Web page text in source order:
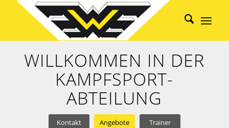
WILLKOMMEN IN DER
KAMPFSPORT-
ABTEILUNG
Kontakt Angebote Trainer